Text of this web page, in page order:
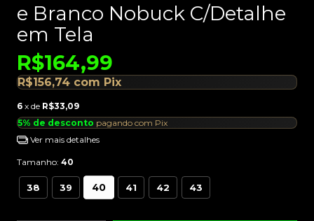
e Branco Nobuck C/Detalhe
em Tela
R$164,99
R$156,74 com Pix
6 x de R$33,09
5% de desconto pagando com Pix
Ver mais detalhes
Tamanho: 40
38 39 40 41 42 43